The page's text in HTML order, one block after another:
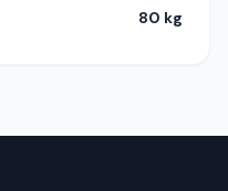
80 kg